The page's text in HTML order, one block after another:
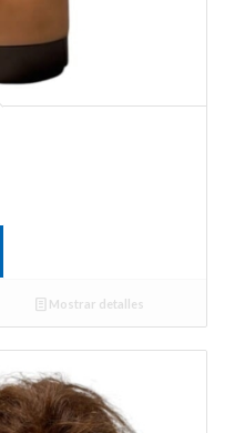
Mostrar detalles